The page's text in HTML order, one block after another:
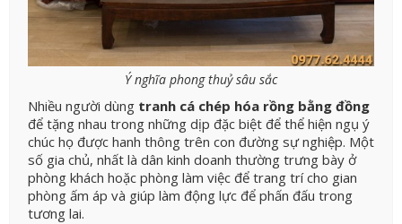
Ý nghĩa phong thuỷ sâu sắc
Nhiều người dùng tranh cá chép hóa rồng bằng đồng
để tặng nhau trong những dịp đặc biệt để thể hiện ngụ ý
chúc họ được hanh thông trên con đường sự nghiệp. Một
số gia chủ, nhất là dân kinh doanh thường trưng bày ở
phòng khách hoặc phòng làm việc để trang trí cho gian
phòng ấm áp và giúp làm động lực để phấn đấu trong
tương lai.